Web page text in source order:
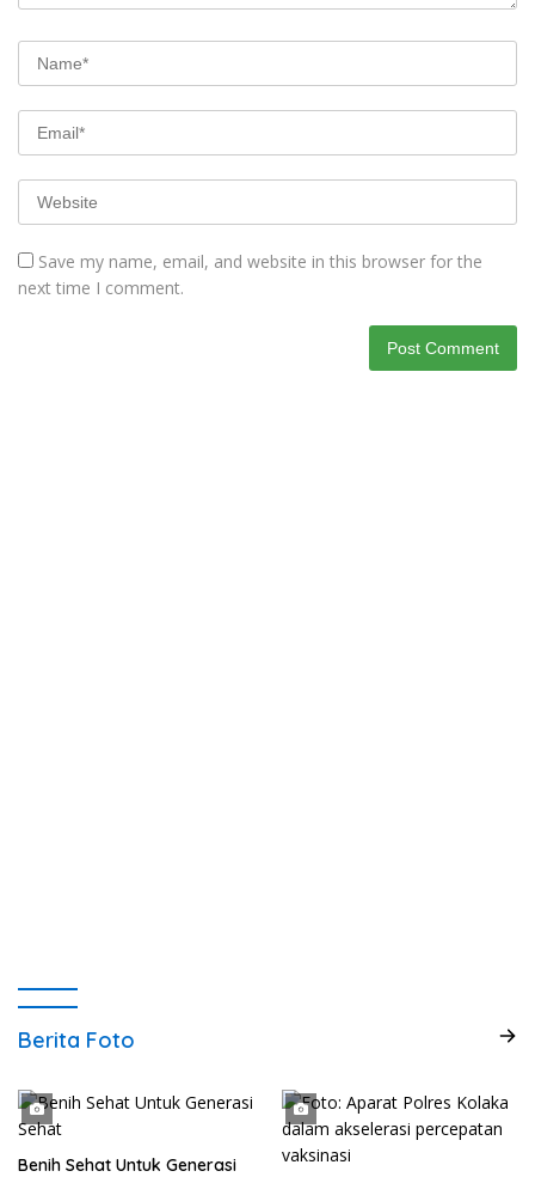
Save my name, email, and website in this browser for the
next time I comment.
Berita Foto
Benih Sehat Untuk Generasi